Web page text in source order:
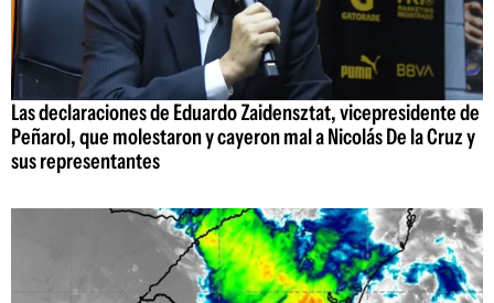
Las declaraciones de Eduardo Zaidensztat, vicepresidente de
Peñarol, que molestaron y cayeron mal a Nicolás De la Cruz y
sus representantes